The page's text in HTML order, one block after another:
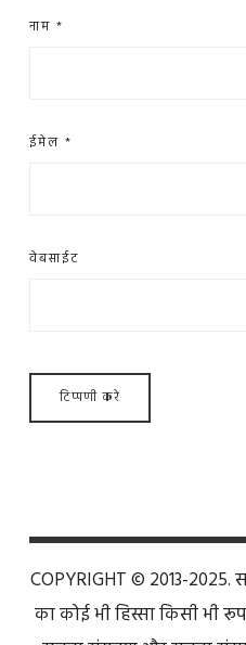
नाम *
ईमेल *
वेबसाईट
COPYRIGHT © 2013-2025.
का कोई भी हिस्सा किसी भी